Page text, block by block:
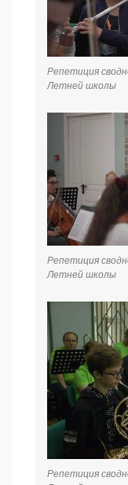
Репетиция
Летней школы
Репетиция
Летней школы
Репетиция